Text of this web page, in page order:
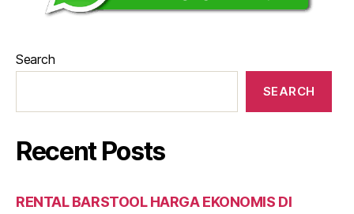
Search
SEARCH
Recent Posts
RENTAL BARSTOOL HARGA EKONOMIS DI